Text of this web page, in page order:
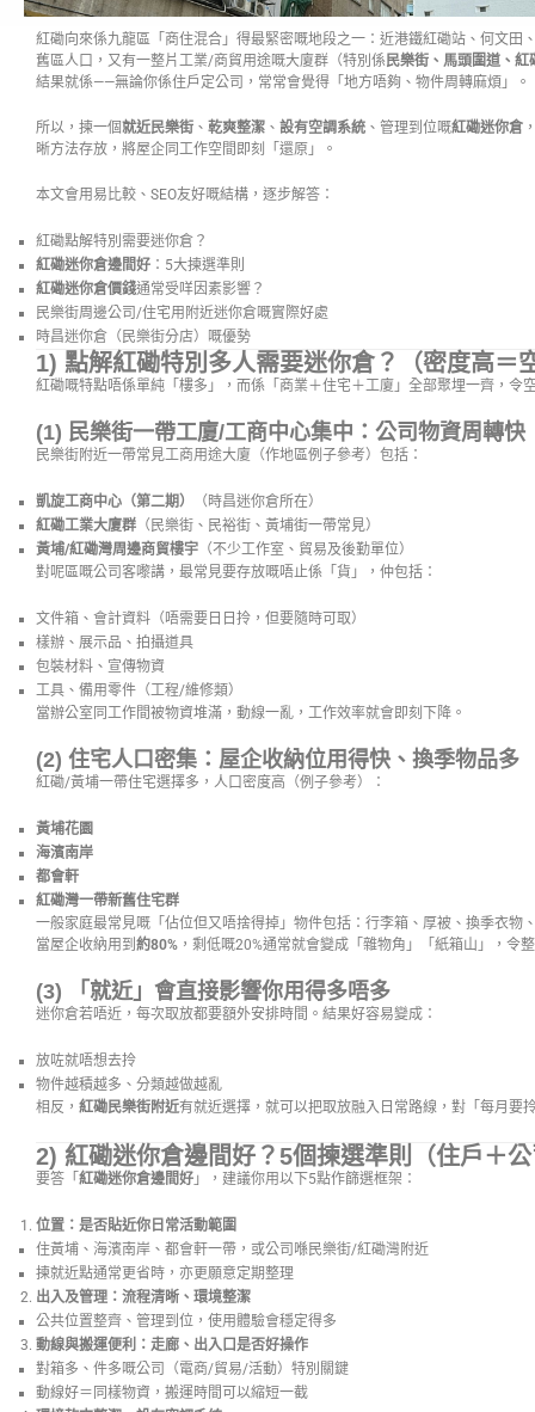
紅磡向來係九龍區「商住混合」得最緊密嘅地段之一：近港鐵紅磡站、何文田
舊區人口，又有一整片工業/商貿用途嘅大廈群（特別係民樂街、馬頭圍道、紅
結果就係——無論你係住戶定公司，常常會覺得「地方唔夠、物件周轉麻煩」。
所以，揀一個就近民樂街 、 乾爽整潔 、 設有空調系統 、管理到位嘅紅磡迷你倉
晰方法存放，將屋企同工作空間即刻「還原」。
本文會用易比較、SEO友好嘅結構，逐步解答：
紅磡點解特別需要迷你倉？
紅磡迷你倉邊間好 ：5大揀選準則
紅磡迷你倉價錢通常受咩因素影響？
民樂街周邊公司/住宅用附近迷你倉嘅實際好處
時昌迷你倉（民樂街分店）嘅優勢
1) 點解紅磡特別多人需要迷你倉？（密度高＝
紅磡嘅特點唔係單純「樓多」，而係「商業＋住宅＋工廈」全部聚埋一齊，令
(1) 民樂街一帶工廈/工商中心集中：公司物資周轉快
民樂街附近一帶常見工商用途大廈（作地區例子參考）包括：
凱旋工商中心（第二期）
（時昌迷你倉所在）
紅磡工業大廈群 （民樂街、民裕街、黃埔街一帶常見）
黃埔/紅磡灣周邊商貿樓宇 （不少工作室、貿易及後勤單位）
對呢區嘅公司客嚟講，最常見要存放嘅唔止係「貨」，仲包括：
文件箱、會計資料（唔需要日日拎，但要隨時可取）
樣辦、展示品、拍攝道具
包裝材料、宣傳物資
工具、備用零件（工程/維修類）
當辦公室同工作間被物資堆滿，動線一亂，工作效率就會即刻下降。
(2) 住宅人口密集：屋企收納位用得快、換季物品多
紅磡/黃埔一帶住宅選擇多，人口密度高（例子參考）：
黃埔花園
海濱南岸
都會軒
紅磡灣一帶新舊住宅群
一般家庭最常見嘅「佔位但又唔捨得掉」物件包括：行李箱、厚被、換季衣物
當屋企收納用到 約80% ，剩低嘅20%通常就會變成「雜物角」「紙箱山」，令
(3) 「就近」會直接影響你用得多唔多
迷你倉若唔近，每次取放都要額外安排時間。結果好容易變成：
放咗就唔想去拎
物件越積越多、分類越做越亂
相反， 紅磡民樂街附近有就近選擇，就可以把取放融入日常路線，對「每月要
2) 紅磡迷你倉邊間好？5個揀選準則（住戶＋
要答「 紅磡迷你倉邊間好 」，建議你用以下5點作篩選框架：
位置：是否貼近你日常活動範圍
住黃埔、海濱南岸、都會軒一帶，或公司喺民樂街/紅磡灣附近
揀就近點通常更省時，亦更願意定期整理
出入及管理：流程清晰、環境整潔
公共位置整齊、管理到位，使用體驗會穩定得多
動線與搬運便利：走廊、出入口是否好操作
對箱多、件多嘅公司（電商/貿易/活動）特別關鍵
動線好＝同樣物資，搬運時間可以縮短一截